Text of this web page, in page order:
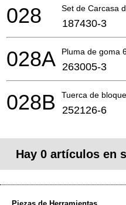
Set de Carcasa
028 187430-3
Pluma de goma
028A 263005-3
Tuerca de
028B 252126-6
Hay 0 artículos en